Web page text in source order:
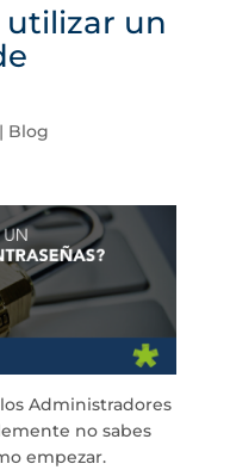
utilizar un
| Blog
Administradores
no sabes
empezar.